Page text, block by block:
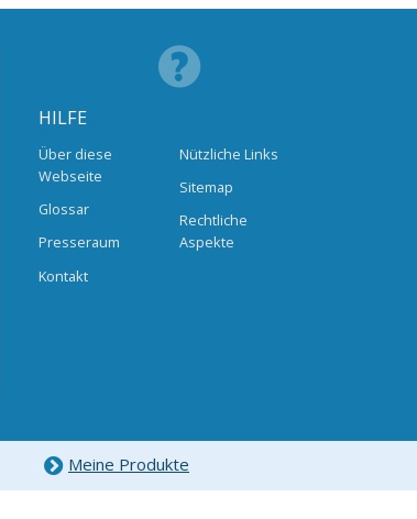
HILFE
Über diese
Webseite
Glossar
Presseraum
Kontakt
Nützliche Links
Sitemap
Rechtliche
Aspekte
Meine Produkte